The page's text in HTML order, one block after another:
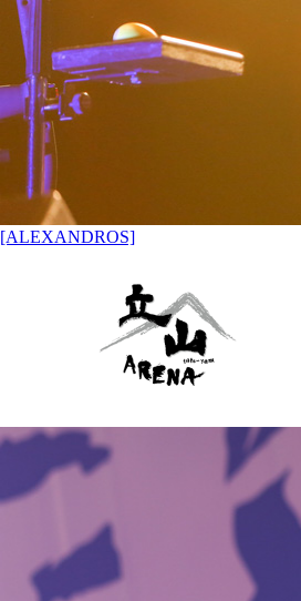
[ALEXANDROS]